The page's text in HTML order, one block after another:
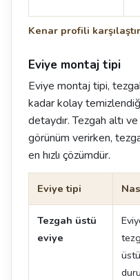
Kenar profili
Eviye montaj tipi
Eviye montaj tipi,
kadar kolay
detaydır. Tezgah altı
görünüm verirken,
en hızlı çözümdür.
Eviye tipi
Tezgah üstü
eviye